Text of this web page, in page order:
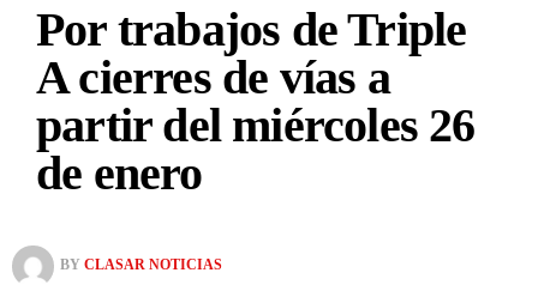
Por trabajos de Triple
A cierres de vías a
partir del miércoles 26
de enero
BY CLASAR NOTICIAS